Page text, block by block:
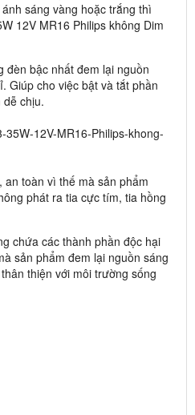
sáng vàng hoặc trắng thì
12V MR16 Philips không Dim
đèn bậc nhất đem lại nguồn
Giúp cho việc bật và tắt phần
chịu.
an toàn vì thế mà sản phẩm
phát ra tia cực tím, tia hồng
chứa các thành phần độc hại
sản phẩm đem lại nguồn sáng
thiện với môi trường sống